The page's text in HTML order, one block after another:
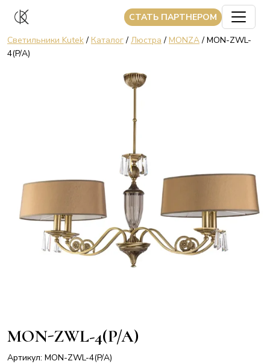
CТАТЬ ПАРТНЕРОМ
Светильники Kutek/ Каталог/ Люстра / MONZA/ MON-ZWL-
4(P/A)
MON-ZWL-4(P/A)
Артикул: MON-ZWL-4(P/A)